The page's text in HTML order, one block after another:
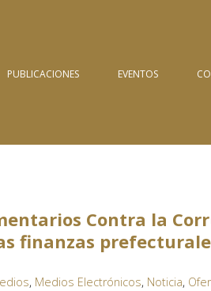
PUBLICACIONES EVENTOS
Contra la
finanzas
, Medios Electrónicos, Noticia,